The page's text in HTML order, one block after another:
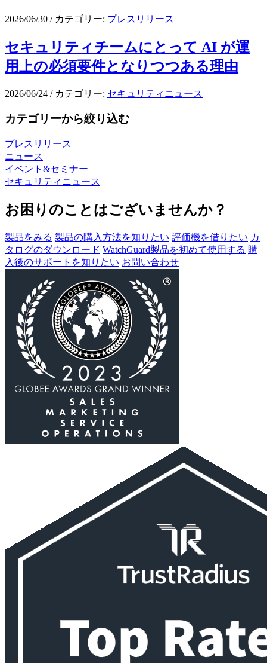
2026/06/30 / カテゴリー: プレスリリース
セキュリティチームにとって AI が運
用上の必須要件となりつつある理由
2026/06/24 / カテゴリー: セキュリティニュース
カテゴリーから絞り込む
プレスリリース
ニュース
イベント&セミナー
セキュリティニュース
お困りのことはございませんか？
製品をみる 製品の購入方法を知りたい 評価機を借りたい カ
タログのダウンロード WatchGuard製品を初めて使用する 購
入後のサポートを知りたい お問い合わせ